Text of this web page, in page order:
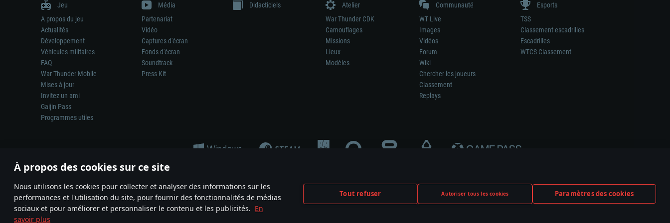
À propos des cookies sur ce site
Nous utilisons les cookies pour collecter et analyser des informations sur les
performances et l'utilisation du site, pour fournir des fonctionnalités de médias
sociaux et pour améliorer et personnaliser le contenu et les publicités. En
savoir plus
Tout refuser Autoriser tous les cookies Paramètres des cookies
Jeu
A propos du jeu
Actualités
Développement
Véhicules militaires
FAQ
War Thunder Mobile
Mises à jour
Invitez un ami
Gaijin Pass
Programmes utiles
Média
Partenariat
Vidéo
Captures d'écran
Fonds d'écran
Soundtrack
Press Kit
Didacticiels
Atelier
War Thunder CDK
Camouflages
Missions
Lieux
Modèles
Communauté
WT Live
Images
Vidéos
Forum
Wiki
Chercher les joueurs
Classement
Replays
Esports
TSS
Classement escadrilles
Escadrilles
WTCS Classement
La représentation d’une arme ou d’un véhicule réel dans ce jeu ne signifie pas la participation au développement du jeu, le sponsoring ou à l’approbation de tout fabricant d’armes ou de véhicule.
© 2011—2026 Gaijin Games Kft. All trademarks, logos and brand names are the property of their respective owners.
Termes et conditions